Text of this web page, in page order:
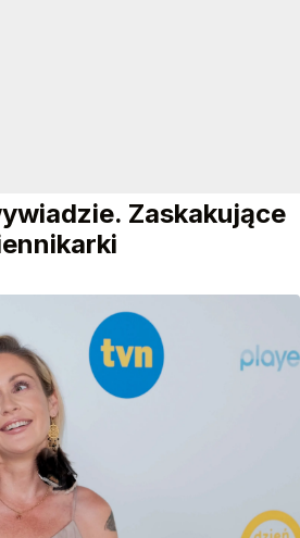
Zaskakujące